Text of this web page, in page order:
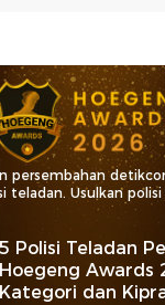
persembahan
teladan. Usulkan
5 Polisi Teladan
Hoegeng Awards
Kategori dan